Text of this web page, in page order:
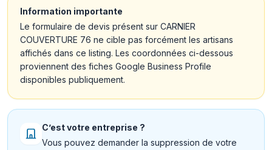
Information importante
Le formulaire de devis présent sur CARNIER
COUVERTURE 76 ne cible pas forcément les artisans
affichés dans ce listing. Les coordonnées ci-dessous
proviennent des fiches Google Business Profile
disponibles publiquement.
C’est votre entreprise ?
Vous pouvez demander la suppression de votre